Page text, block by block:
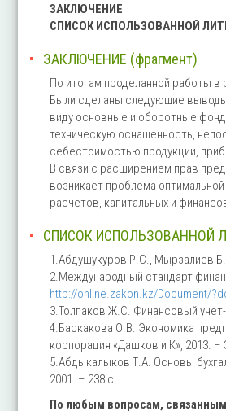
ЗАКЛЮЧЕНИЕ
СПИСОК ИСПОЛЬЗОВАННОЙ
ЗАКЛЮЧЕНИЕ (фрагмент)
По итогам проделанной работы
Были сделаны следующие
виду основные и оборотные
техническую оснащенность,
себестоимостью продукции,
В связи с расширением прав
возникает проблема
расчетов, капитальных и
СПИСОК ИСПОЛЬЗОВАННОЙ
1.Абдушукуров Р.С., Мырзалиев
2.Международный стандарт
http://online.zakon.kz/Document/
3.Толпаков Ж.С. Финансовый
4.Баскакова О.В. Экономика
корпорация «Дашков и К», 2013. –
5.Абдыкалыков Т.А. Основы
2001. – 238 с.
По любым вопросам,